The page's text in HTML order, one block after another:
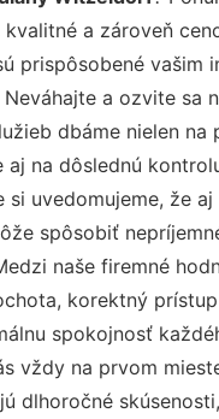
kvalitné a zároveň
prispôsobené vašim
a ozvite sa
dbáme nielen na
aj na dôslednú
si uvedomujeme, že aj
spôsobiť
naše firemné
korektný
spokojnosť
vždy na prvom
dlhoročné